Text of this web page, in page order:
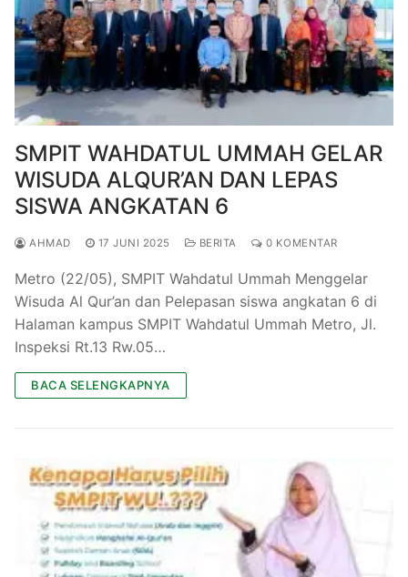
SMPIT WAHDATUL UMMAH GELAR
WISUDA ALQUR’AN DAN LEPAS
SISWA ANGKATAN 6
AHMAD 17 JUNI 2025 BERITA 0 KOMENTAR
Metro (22/05), SMPIT Wahdatul Ummah Menggelar
Wisuda Al Qur’an dan Pelepasan siswa angkatan 6 di
Halaman kampus SMPIT Wahdatul Ummah Metro, Jl.
Inspeksi Rt.13 Rw.05…
BACA SELENGKAPNYA